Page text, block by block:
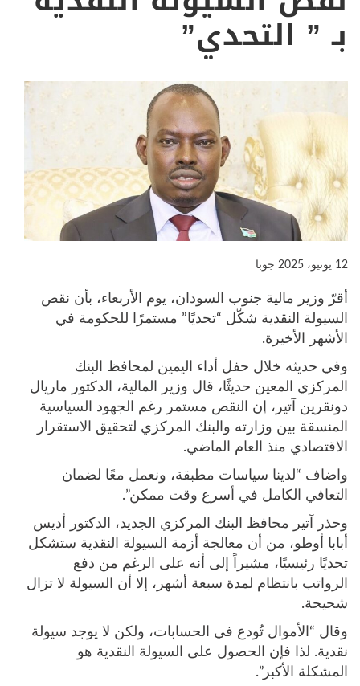
بـ ” التحدي”
12 يونيو، 2025 جوبا
أقرّ وزير مالية جنوب السودان، يوم الأربعاء، بأن نقص
السيولة النقدية شكّل “تحديًا” مستمرًا للحكومة في
الأشهر الأخيرة.
وفي حديثه خلال حفل أداء اليمين لمحافظ البنك
المركزي المعين حديثًا، قال وزير المالية، الدكتور ماريال
دونقرين آتير، إن النقص مستمر رغم الجهود السياسية
المنسقة بين وزارته والبنك المركزي لتحقيق الاستقرار
الاقتصادي منذ العام الماضي.
واضاف “لدينا سياسات مطبقة، ونعمل معًا لضمان
التعافي الكامل في أسرع وقت ممكن”.
وحذر آتير محافظ البنك المركزي الجديد، الدكتور أديس
أبابا أوطو، من أن معالجة أزمة السيولة النقدية ستشكل
تحديًا رئيسيًا، مشيراً إلى أنه على الرغم من دفع
الرواتب بانتظام لمدة سبعة أشهر، إلا أن السيولة لا تزال
شحيحة.
وقال “الأموال تُودع في الحسابات، ولكن لا يوجد سيولة
نقدية. لذا فإن الحصول على السيولة النقدية هو
المشكلة الأكبر”.